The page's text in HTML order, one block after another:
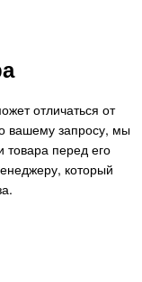
отличаться от
вашему запросу, мы
перед его
который